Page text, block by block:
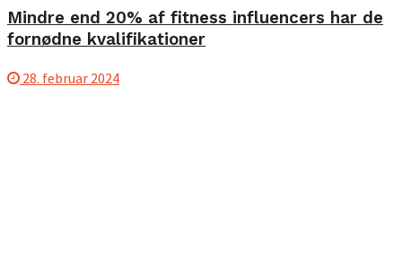
Mindre end 20% af fitness influencers har de
fornødne kvalifikationer
28. februar 2024